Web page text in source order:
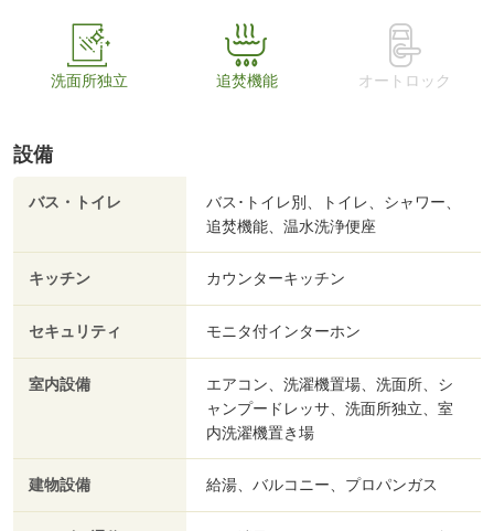
洗面所独立 追焚機能 オートロック
設備
バス・トイレ
バス･トイレ別、トイレ、シャワー、
追焚機能、温水洗浄便座
キッチン カウンターキッチン
セキュリティ モニタ付インターホン
室内設備
エアコン、洗濯機置場、洗面所、シ
ャンプードレッサ、洗面所独立、室
内洗濯機置き場
建物設備 給湯、バルコニー、プロパンガス